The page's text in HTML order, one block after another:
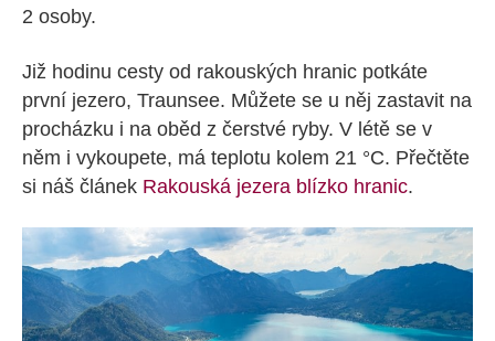
2 osoby.
Již hodinu cesty od rakouských hranic potkáte
první jezero, Traunsee. Můžete se u něj zastavit na
procházku i na oběd z čerstvé ryby. V létě se v
něm i vykoupete, má teplotu kolem 21 °C. Přečtěte
si náš článek Rakouská jezera blízko hranic.